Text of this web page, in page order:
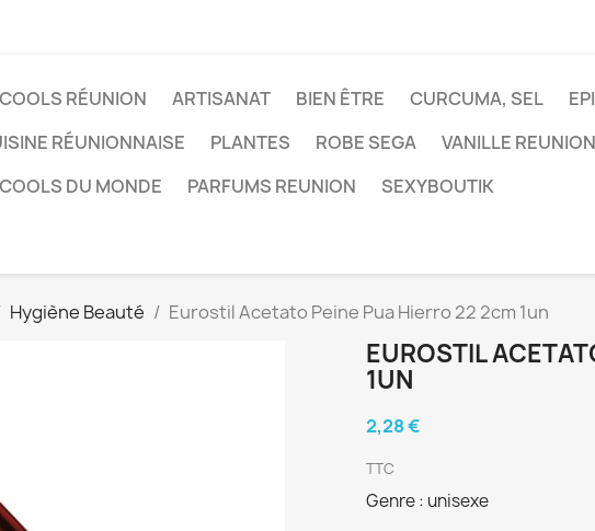
RÉUNION ARTISANAT BIEN ÊTRE CURCUMA, SEL
RÉUNIONNAISE
PLANTES ROBE SEGA VANILLE REUNION
DU MONDE
PARFUMS REUNION SEXYBOUTIK
Hygiène Beauté Eurostil Acetato Peine Pua Hierro 22 2cm 1un
EUROSTIL
1UN
2,28 €
TTC
Genre : unisexe